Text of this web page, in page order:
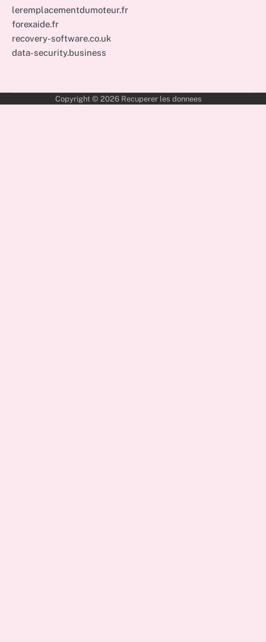
leremplacementdumoteur.fr
forexaide.fr
recovery-software.co.uk
data-security.business
Copyright © 2026 Recuperer les donnees